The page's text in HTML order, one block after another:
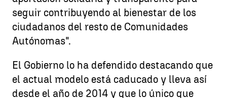
seguir contribuyendo al bienestar de los
ciudadanos del resto de Comunidades
Autónomas".
El Gobierno lo ha defendido destacando que
el actual modelo está caducado y lleva así
desde el año de 2014 y que lo único que